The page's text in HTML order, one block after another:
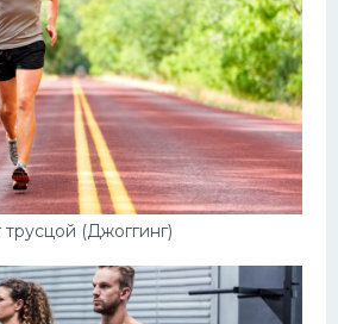
трусцой (Джоггинг)